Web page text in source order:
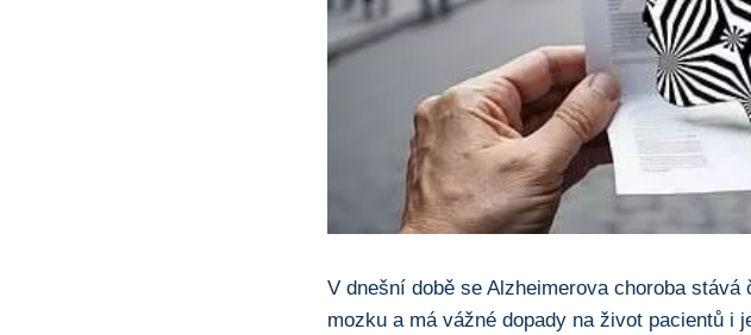
V dnešní době se Alzheimerova choroba
mozku a má vážné dopady na život pacientů